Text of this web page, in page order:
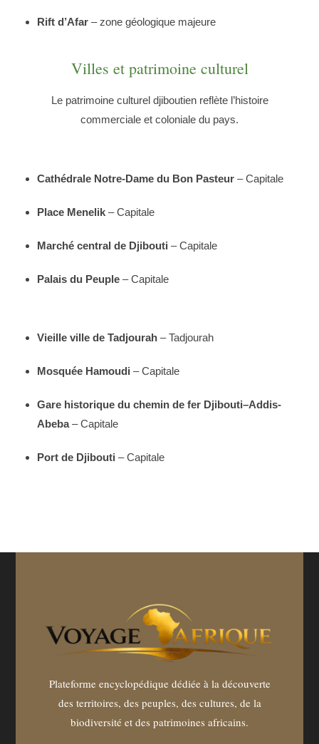
Rift d’Afar – zone géologique majeure
Villes et patrimoine culturel
Le patrimoine culturel djiboutien reflète l’histoire
commerciale et coloniale du pays.
Cathédrale Notre-Dame du Bon Pasteur – Capitale
Place Menelik – Capitale
Marché central de Djibouti – Capitale
Palais du Peuple – Capitale
Vieille ville de Tadjourah – Tadjourah
Mosquée Hamoudi – Capitale
Gare historique du chemin de fer Djibouti–Addis-
Abeba– Capitale
Port de Djibouti – Capitale
Plateforme encyclopédique dédiée à la découverte
des territoires, des peuples, des cultures, de la
biodiversité et des patrimoines africains.